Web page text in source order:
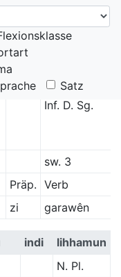
Satz
ze karauuenne
Inf. D. Sg.
sw. 3
Präp. Verb
zi garawên
indi
lihhamun
N. Pl.